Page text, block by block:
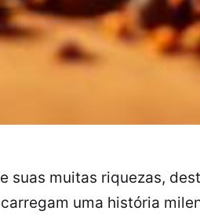
suas muitas riquezas,
uma história